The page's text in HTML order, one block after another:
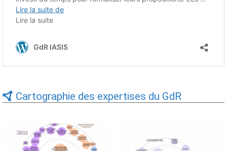
Cartographie des expertises du GdR